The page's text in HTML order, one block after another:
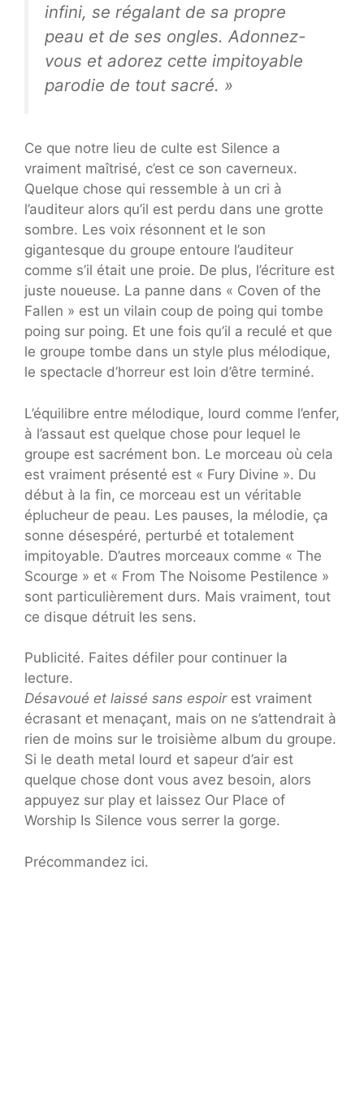
infini, se régalant de sa propre
peau et de ses ongles. Adonnez-
vous et adorez cette impitoyable
parodie de tout sacré. »
Ce que notre lieu de culte est Silence a
vraiment maîtrisé, c’est ce son caverneux.
Quelque chose qui ressemble à un cri à
l’auditeur alors qu’il est perdu dans une grotte
sombre. Les voix résonnent et le son
gigantesque du groupe entoure l’auditeur
comme s’il était une proie. De plus, l’écriture est
juste noueuse. La panne dans « Coven of the
Fallen » est un vilain coup de poing qui tombe
poing sur poing. Et une fois qu’il a reculé et que
le groupe tombe dans un style plus mélodique,
le spectacle d’horreur est loin d’être terminé.
L’équilibre entre mélodique, lourd comme l’enfer,
à l’assaut est quelque chose pour lequel le
groupe est sacrément bon. Le morceau où cela
est vraiment présenté est « Fury Divine ». Du
début à la fin, ce morceau est un véritable
éplucheur de peau. Les pauses, la mélodie, ça
sonne désespéré, perturbé et totalement
impitoyable. D’autres morceaux comme « The
Scourge » et « From The Noisome Pestilence »
sont particulièrement durs. Mais vraiment, tout
ce disque détruit les sens.
Publicité. Faites défiler pour continuer la
lecture.
Désavoué et laissé sans espoirest vraiment
écrasant et menaçant, mais on ne s’attendrait à
rien de moins sur le troisième album du groupe.
Si le death metal lourd et sapeur d’air est
quelque chose dont vous avez besoin, alors
appuyez sur play et laissez Our Place of
Worship Is Silence vous serrer la gorge.
Précommandez ici.